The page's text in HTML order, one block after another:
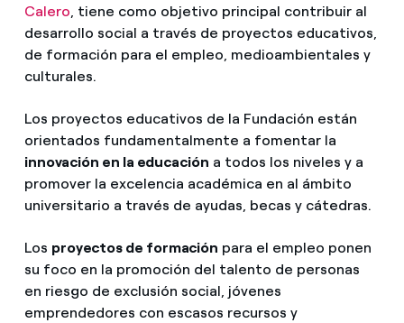
Calero, tiene como objetivo principal contribuir al
desarrollo social a través de proyectos educativos,
de formación para el empleo, medioambientales y
culturales.
Los proyectos educativos de la Fundación están
orientados fundamentalmente a fomentar la
innovación en la educación a todos los niveles y a
promover la excelencia académica en al ámbito
universitario a través de ayudas, becas y cátedras.
Los proyectos de formación para el empleo ponen
su foco en la promoción del talento de personas
en riesgo de exclusión social, jóvenes
emprendedores con escasos recursos y